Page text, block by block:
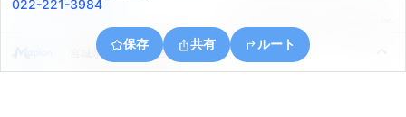
022-221-3984
保存 共有 ルート
宮城県仙台市青葉区川内